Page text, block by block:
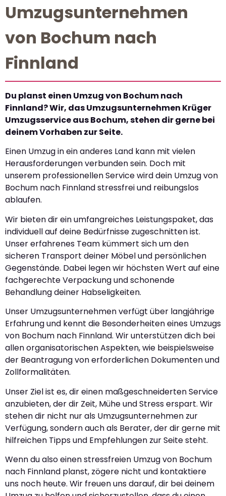
Umzugsunternehmen
von Bochum nach
Finnland
Du planst einen Umzug von Bochum nach
Finnland? Wir, das Umzugsunternehmen Krüger
Umzugsservice aus Bochum, stehen dir gerne bei
deinem Vorhaben zur Seite.
Einen Umzug in ein anderes Land kann mit vielen
Herausforderungen verbunden sein. Doch mit
unserem professionellen Service wird dein Umzug von
Bochum nach Finnland stressfrei und reibungslos
ablaufen.
Wir bieten dir ein umfangreiches Leistungspaket, das
individuell auf deine Bedürfnisse zugeschnitten ist.
Unser erfahrenes Team kümmert sich um den
sicheren Transport deiner Möbel und persönlichen
Gegenstände. Dabei legen wir höchsten Wert auf eine
fachgerechte Verpackung und schonende
Behandlung deiner Habseligkeiten.
Unser Umzugsunternehmen verfügt über langjährige
Erfahrung und kennt die Besonderheiten eines Umzugs
von Bochum nach Finnland. Wir unterstützen dich bei
allen organisatorischen Aspekten, wie beispielsweise
der Beantragung von erforderlichen Dokumenten und
Zollformalitäten.
Unser Ziel ist es, dir einen maßgeschneiderten Service
anzubieten, der dir Zeit, Mühe und Stress erspart. Wir
stehen dir nicht nur als Umzugsunternehmen zur
Verfügung, sondern auch als Berater, der dir gerne mit
hilfreichen Tipps und Empfehlungen zur Seite steht.
Wenn du also einen stressfreien Umzug von Bochum
nach Finnland planst, zögere nicht und kontaktiere
uns noch heute. Wir freuen uns darauf, dir bei deinem